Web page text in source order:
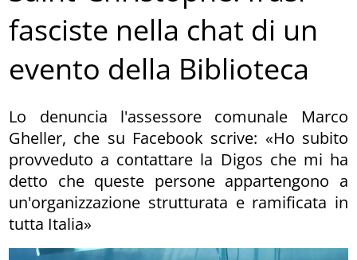
fasciste nella chat di un
evento della Biblioteca
Lo denuncia l'assessore comunale Marco
Gheller, che su Facebook scrive: «Ho subito
provveduto a contattare la Digos che mi ha
detto che queste persone appartengono a
un'organizzazione strutturata e ramificata in
tutta Italia»